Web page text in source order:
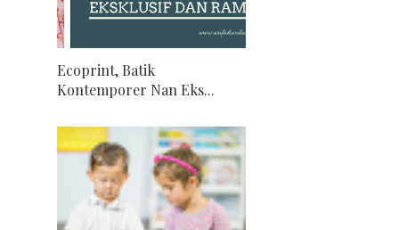
Ecoprint, Batik
Kontemporer Nan Eks...